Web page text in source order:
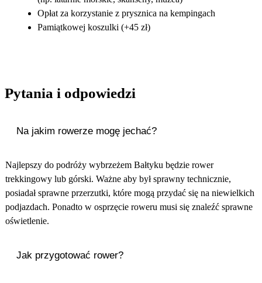
Opłat za korzystanie z prysznica na kempingach
Pamiątkowej koszulki (+45 zł)
Pytania i odpowiedzi
Na jakim rowerze mogę jechać?
Najlepszy do podróży wybrzeżem Bałtyku będzie rower
trekkingowy lub górski. Ważne aby był sprawny technicznie,
posiadał sprawne przerzutki, które mogą przydać się na niewielkich
podjazdach. Ponadto w osprzęcie roweru musi się znaleźć sprawne
oświetlenie.
Jak przygotować rower?